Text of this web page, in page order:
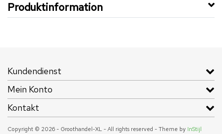
Produktinformation
Kundendienst
Mein Konto
Kontakt
Copyright © 2026 - Groothandel-XL - All rights reserved - Theme by InStijl